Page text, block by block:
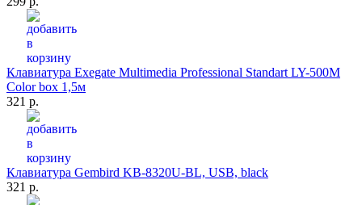
Клавиатура Exegate Multimedia Professional Standart LY-500M
Color box 1,5м
321 р.
Клавиатура Gembird KB-8320U-BL, USB, black
321 р.